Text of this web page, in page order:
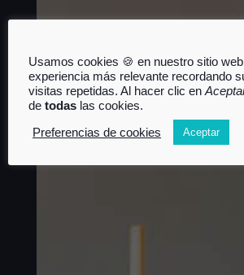
Usamos cookies 🍪 en nuestro sitio
experiencia más relevante recordando
visitas repetidas. Al hacer clic en
de todas las cookies.
Preferencias de cookies Aceptar